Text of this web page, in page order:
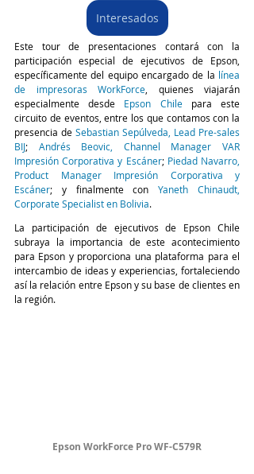
Interesados
Este tour de presentaciones contará con la
participación especial de ejecutivos de Epson,
específicamente del equipo encargado de la línea
de impresoras WorkForce , quienes viajarán
especialmente desde Epson Chile para este
circuito de eventos, entre los que contamos con la
presencia de Sebastian Sepúlveda, Lead Pre-sales
BIJ; Andrés Beovic, Channel Manager VAR
Impresión Corporativa y Escáner; Piedad Navarro,
Product Manager Impresión Corporativa y
Escáner; y finalmente con Yaneth Chinaudt,
Corporate Specialist en Bolivia.
La participación de ejecutivos de Epson Chile
subraya la importancia de este acontecimiento
para Epson y proporciona una plataforma para el
intercambio de ideas y experiencias, fortaleciendo
así la relación entre Epson y su base de clientes en
la región.
Epson WorkForce Pro WF-C579R